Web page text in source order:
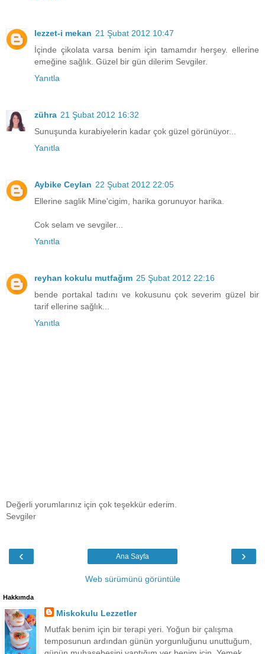
lezzet-i mekan 21 Şubat 2012 10:47
İçinde çikolata varsa benim için tamamdır herşey. ellerine
emeğine sağlık. Güzel bir gün dilerim Sevgiler.
Yanıtla
zühra 21 Şubat 2012 16:32
Sunuşunda kurabiyelerin kadar çok güzel görünüyor...
Yanıtla
Aybike Ceylan 22 Şubat 2012 22:05
Ellerine saglik Mine'cigim, harika gorunuyor harika.
Cok selam ve sevgiler...
Yanıtla
reyhan kokulu mutfağım 25 Şubat 2012 22:16
bende portakal tadını ve kokusunu çok severim güzel bir
tarif ellerine sağlık...
Yanıtla
Değerli yorumlarınız için çok teşekkür ederim.
Sevgiler
‹ ›
Ana Sayfa
Web sürümünü görüntüle
Hakkımda
Miskokulu Lezzetler
Mutfak benim için bir terapi yeri. Yoğun bir çalışma
temposunun ardından günün yorgunluğunu unuttuğum,